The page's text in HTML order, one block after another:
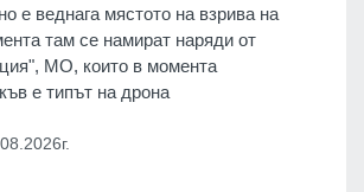
е веднага мястото на взрива на
там се намират наряди от
МО, които в момента
е типът на дрона